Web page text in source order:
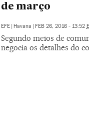
de março
EFE Havana FEB 26, 2016 - 13:52
Segundo meios de
negocia os detalhes do